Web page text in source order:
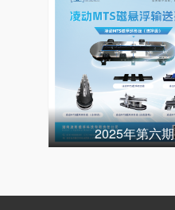
2025年第六期